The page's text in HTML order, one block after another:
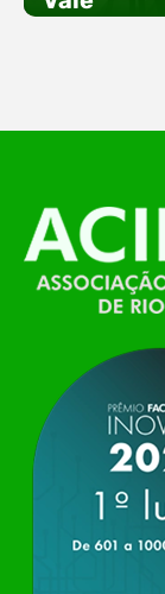
O Polo
de
Itajaí,
Conexão
tecnologia
encontro